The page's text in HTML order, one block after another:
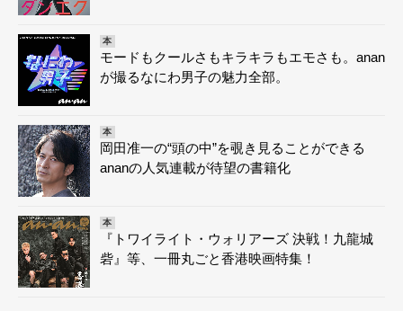
本
モードもクールさもキラキラもエモさも。anan
が撮るなにわ男子の魅力全部。
本
岡田准一の“頭の中”を覗き見ることができる
ananの人気連載が待望の書籍化
本
『トワイライト・ウォリアーズ 決戦！九龍城
砦』等、一冊丸ごと香港映画特集！